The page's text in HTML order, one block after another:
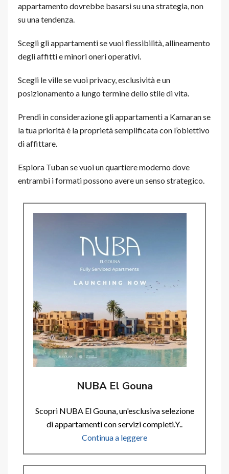
appartamento dovrebbe basarsi su una strategia, non
su una tendenza.
Scegli gli appartamenti se vuoi flessibilità, allineamento
degli affitti e minori oneri operativi.
Scegli le ville se vuoi privacy, esclusività e un
posizionamento a lungo termine dello stile di vita.
Prendi in considerazione gli appartamenti a Kamaran se
la tua priorità è la proprietà semplificata con l’obiettivo
di affittare.
Esplora Tuban se vuoi un quartiere moderno dove
entrambi i formati possono avere un senso strategico.
NUBA El Gouna
Scopri NUBA El Gouna, un'esclusiva selezione
di appartamenti con servizi completi.Y..
Continua a leggere